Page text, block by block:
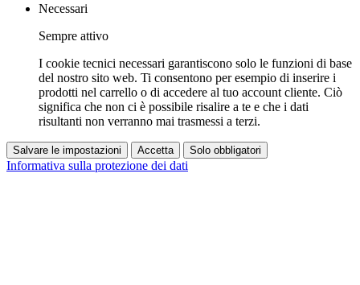
Necessari
Sempre attivo
I cookie tecnici necessari garantiscono solo le funzioni di base
del nostro sito web. Ti consentono per esempio di inserire i
prodotti nel carrello o di accedere al tuo account cliente. Ciò
significa che non ci è possibile risalire a te e che i dati
risultanti non verranno mai trasmessi a terzi.
Salvare le impostazioni Accetta Solo obbligatori
Informativa sulla protezione dei dati